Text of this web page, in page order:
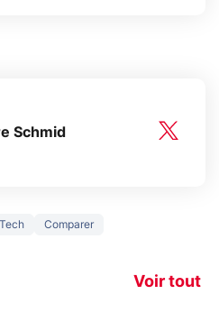
Schmid
Comparer
Voir tout
navigation